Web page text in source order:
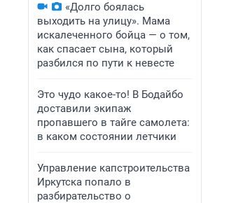
«Долго боялась
выходить на улицу». Мама
искалеченного бойца — о том,
как спасает сына, который
разбился по пути к невесте
Это чудо какое-то! В Бодайбо
доставили экипаж
пропавшего в тайге самолета:
в каком состоянии летчики
Управление капстроительства
Иркутска попало в
разбирательство о